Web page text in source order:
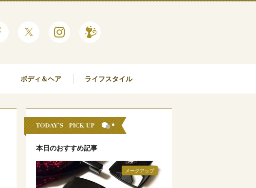
ボディ＆ヘア ライフスタイル
本日のおすすめ記事
メークアップ